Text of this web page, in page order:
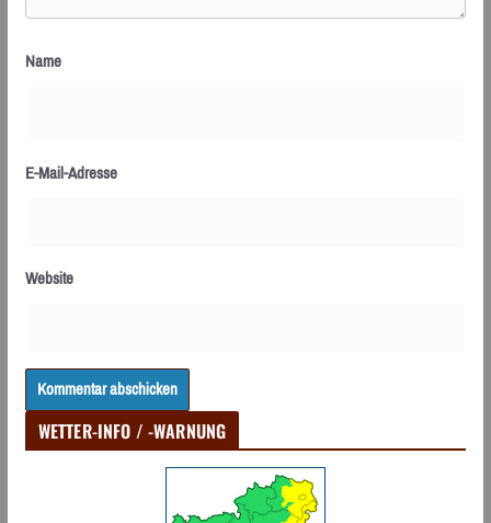
Name
E-Mail-Adresse
Website
WETTER-INFO / -WARNUNG